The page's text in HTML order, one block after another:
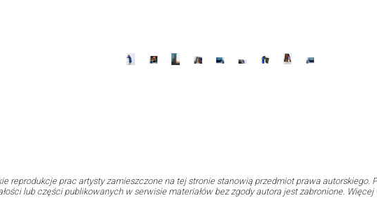
reprodukcje prac artysty zamieszczone na tej stronie stanowią przedmiot prawa autorskiego.
lub części publikowanych w serwisie materiałów bez zgody autora jest zabronione. Więcej